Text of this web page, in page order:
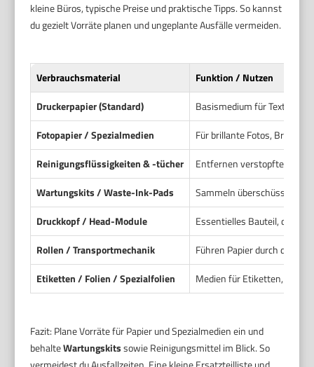
kleine Büros, typische Preise und praktische Tipps. So kannst
du gezielt Vorräte planen und ungeplante Ausfälle vermeiden.
Verbrauchsmaterial
Funktion / Nutzen
Druckerpapier (Standard)
Basismedium für Texte und
Fotopapier / Spezialmedien
Für brillante Fotos,
Reinigungsflüssigkeiten & -tücher
Entfernen verstopfter
Wartungskits / Waste-Ink-Pads
Sammeln überschüssige
Druckkopf / Head-Module
Essentielles Bauteil, das
Rollen / Transportmechanik
Führen Papier durch den
Etiketten / Folien / Spezialfolien
Medien für Etiketten,
Fazit: Plane Vorräte für Papier und Spezialmedien ein und
behalteWartungskitssowie Reinigungsmittel im Blick. So